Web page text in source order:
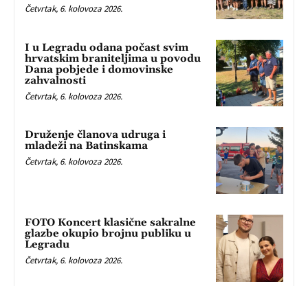
Četvrtak, 6. kolovoza 2026.
I u Legradu odana počast svim
hrvatskim braniteljima u povodu
Dana pobjede i domovinske
zahvalnosti
Četvrtak, 6. kolovoza 2026.
Druženje članova udruga i
mladeži na Batinskama
Četvrtak, 6. kolovoza 2026.
FOTO Koncert klasične sakralne
glazbe okupio brojnu publiku u
Legradu
Četvrtak, 6. kolovoza 2026.